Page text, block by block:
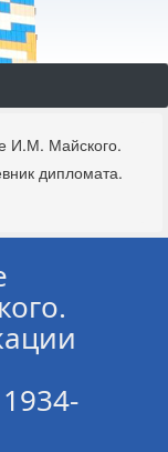
И.М. Майского.
дипломата.